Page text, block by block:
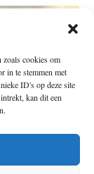
zoals cookies om
in te stemmen met
ID's op deze site
kan dit een